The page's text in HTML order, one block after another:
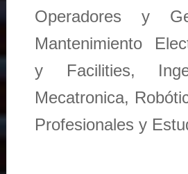
Operadores y
Mantenimiento
y Facilities,
Mecatronica,
Profesionales y